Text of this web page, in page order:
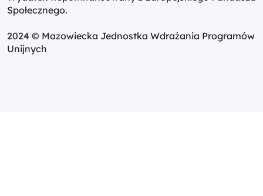
Społecznego.
2024 © Mazowiecka Jednostka Wdrażania Programów
Unijnych